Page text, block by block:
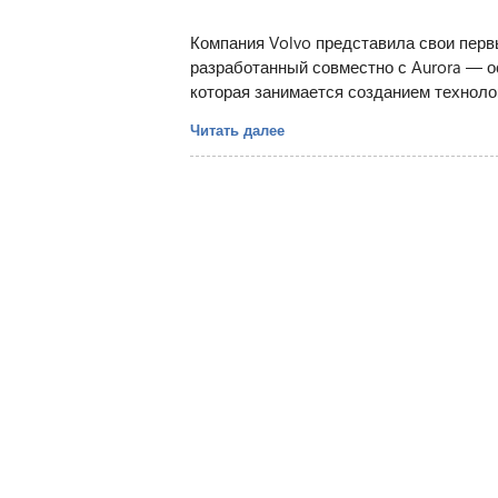
Компания Volvo представила свои
разработанный совместно с Aurora —
которая занимается созданием
Читать далее